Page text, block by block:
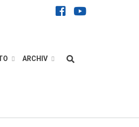
facebookyoutube
Hledat
ARCHIV